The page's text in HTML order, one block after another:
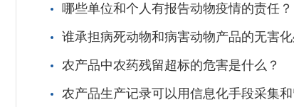
哪些单位和个人有报告动物疫情的责任？
谁承担病死动物和病害动物产品的无害
农产品中农药残留超标的危害是什么？
农产品生产记录可以用信息化手段采集和